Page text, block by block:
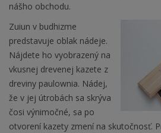
nášho obchodu.
Zuiun v budhizme
predstavuje oblak nádeje.
Nájdete ho vyobrazený na
vkusnej drevenej kazete z
dreviny paulownia. Nádej,
že v jej útrobách sa skrýva
čosi výnimočné, sa po
otvorení kazety zmení na skutočnosť.